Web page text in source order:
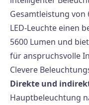
Gesamtleistung von
LED-Leuchte einen
5600 Lumen und
für anspruchsvolle
Clevere
Direkte und
Hauptbeleuchtung